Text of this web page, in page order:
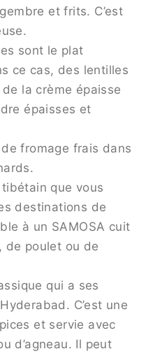
et frits. C’est
sont le plat
ce cas, des lentilles
la crème épaisse
épaisses et
fromage frais dans
tibétain que vous
destinations de
à un SAMOSA cuit
de poulet ou de
qui a ses
C’est une
et servie avec
d’agneau. Il peut